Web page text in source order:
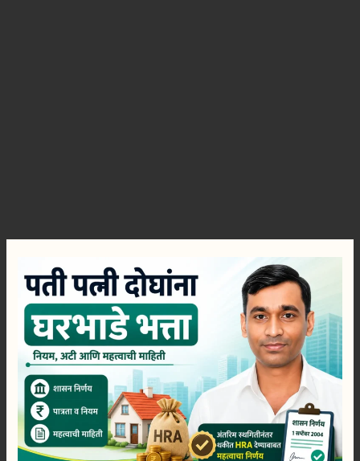
पत्नी
घरभाडे
भत्ता
शासन
निर्णय
2004
अंतरिम
स्थगितीनंतर
थकीत